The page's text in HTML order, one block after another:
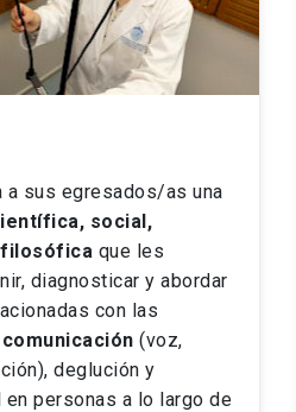
a sus egresados/as una
social,
filosófica que les
diagnosticar y abordar
con las
(voz,
deglución y
personas a lo largo de